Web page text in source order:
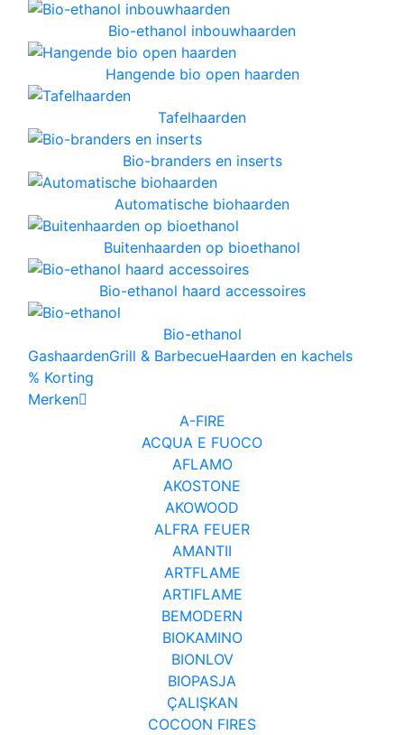
Bio-ethanol inbouwhaarden
Hangende bio open haarden
Tafelhaarden
Bio-branders en inserts
Automatische biohaarden
Buitenhaarden op bioethanol
Bio-ethanol haard accessoires
Bio-ethanol
GashaardenGrill & BarbecueHaarden en kachels
% Korting
Merken
A-FIRE
ACQUA E FUOCO
AFLAMO
AKOSTONE
AKOWOOD
ALFRA FEUER
AMANTII
ARTFLAME
ARTIFLAME
BEMODERN
BIOKAMINO
BIONLOV
BIOPASJA
ÇALIŞKAN
COCOON FIRES